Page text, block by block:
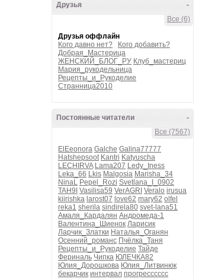
-
Друзья
Все (6)
Друзья оффлайн
Кого давно нет?
Кого добавить?
Добрая_Мастерица
ЖЕНСКИЙ_БЛОГ_РУ Клуб_мастериц
Мария_рукодельница
Рецепты_и_Рукоделие
Странница2010
-
Постоянные читатели
Все (7567)
ElEeonora Galche Galina77777
Hatshepsoot Kantri Katyuscha
LECHIRVA Lama207 Ledy_Iness
Leka_66 Lkis Malgosia Marisha_34
NinaL Pepel_Rozi Svetlana_I_0902
TAH9I Vasilisa59 VerAGRI Veralo irusua
kiirishka larost07 love62 mary62 olfel
reka1 sherila sindirela80 svet-lana51
Амаля_Кардалян Андромеда-1
Валентина_Шиенок Ларисик
Ларчик_Златки Наталья_Оганян
Осенний_романс Пчёлка_Таня
Рецепты_и_Рукоделие Тайде
Фериналь Чипка ЮЛЕЧКА82
Юлия_Дорошкова Юлия_Литвинюк
бекарчик интервал прогресссссс